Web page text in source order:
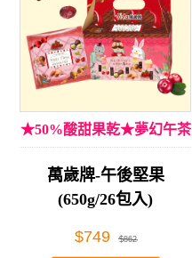
★50%酸甜果乾★夢幻午茶
享受
萬歲牌-午後堅果
(650g/26包入)
$749 $862